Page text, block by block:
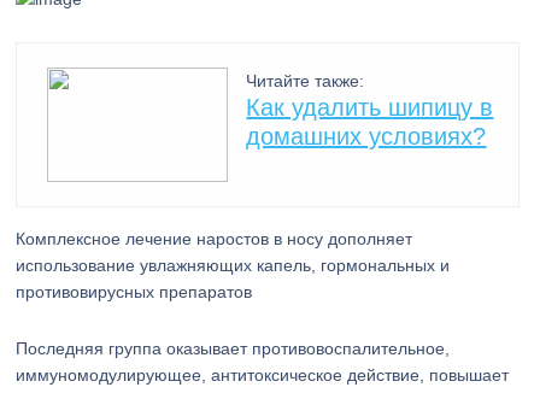
Читайте также:
Как удалить шипицу в
домашних условиях?
Комплексное лечение наростов в носу дополняет
использование увлажняющих капель, гормональных и
противовирусных препаратов
Последняя группа оказывает противовоспалительное,
иммуномодулирующее, антитоксическое действие, повышает